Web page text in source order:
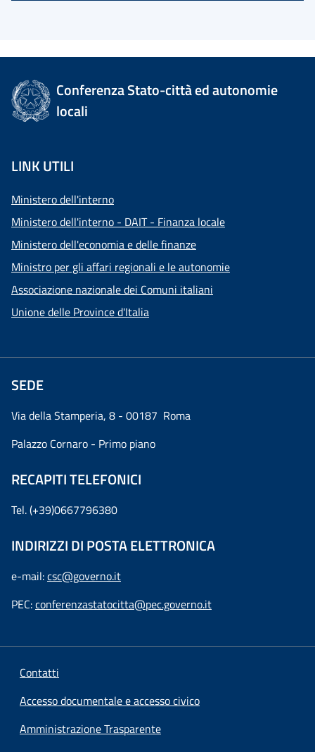
Conferenza Stato-città ed autonomie
locali
LINK UTILI
Ministero dell'interno
Ministero dell'interno - DAIT - Finanza locale
Ministero dell'economia e delle finanze
Ministro per gli affari regionali e le autonomie
Associazione nazionale dei Comuni italiani
Unione delle Province d'Italia
SEDE
Via della Stamperia, 8 - 00187 Roma
Palazzo Cornaro - Primo piano
RECAPITI TELEFONICI
Tel. (+39)0667796380
INDIRIZZI DI POSTA ELETTRONICA
e-mail:csc@governo.it
PEC:conferenzastatocitta@pec.governo.it
Contatti
Accesso documentale e accesso civico
Amministrazione Trasparente